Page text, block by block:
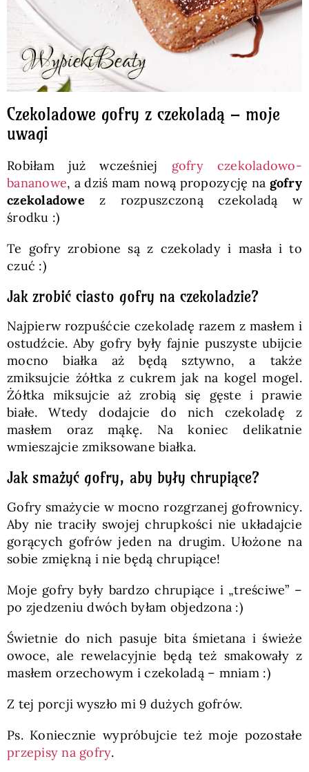
Czekoladowe gofry z czekoladą – moje
uwagi
Robiłam już wcześniej gofry czekoladowo-
bananowe, a dziś mam nową propozycję na gofry
czekoladowe z rozpuszczoną czekoladą w
środku :)
Te gofry zrobione są z czekolady i masła i to
czuć :)
Jak zrobić ciasto gofry na czekoladzie?
Najpierw rozpuśćcie czekoladę razem z masłem i
ostudźcie. Aby gofry były fajnie puszyste ubijcie
mocno białka aż będą sztywno, a także
zmiksujcie żółtka z cukrem jak na kogel mogel.
Żółtka miksujcie aż zrobią się gęste i prawie
białe. Wtedy dodajcie do nich czekoladę z
masłem oraz mąkę. Na koniec delikatnie
wmieszajcie zmiksowane białka.
Jak smażyć gofry, aby były chrupiące?
Gofry smażycie w mocno rozgrzanej gofrownicy.
Aby nie traciły swojej chrupkości nie układajcie
gorących gofrów jeden na drugim. Ułożone na
sobie zmiękną i nie będą chrupiące!
Moje gofry były bardzo chrupiące i „treściwe” –
po zjedzeniu dwóch byłam objedzona :)
Świetnie do nich pasuje bita śmietana i świeże
owoce, ale rewelacyjnie będą też smakowały z
masłem orzechowym i czekoladą – mniam :)
Z tej porcji wyszło mi 9 dużych gofrów.
Ps. Koniecznie wypróbujcie też moje pozostałe
przepisy na gofry.